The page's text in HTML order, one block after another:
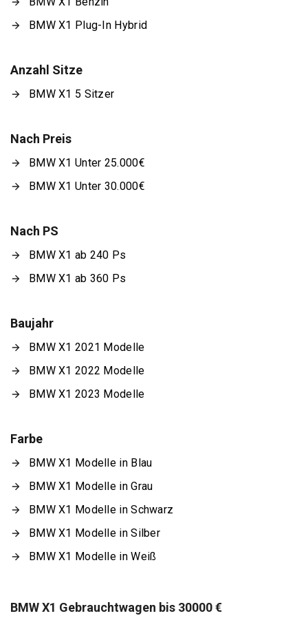
BMW X1 Plug-In Hybrid
Anzahl Sitze
BMW X1 5 Sitzer
Nach Preis
BMW X1 Unter 25.000€
BMW X1 Unter 30.000€
Nach PS
BMW X1 ab 240 Ps
BMW X1 ab 360 Ps
Baujahr
BMW X1 2021 Modelle
BMW X1 2022 Modelle
BMW X1 2023 Modelle
Farbe
BMW X1 Modelle in Blau
BMW X1 Modelle in Grau
BMW X1 Modelle in Schwarz
BMW X1 Modelle in Silber
BMW X1 Modelle in Weiß
BMW X1 Gebrauchtwagen bis 30000 €